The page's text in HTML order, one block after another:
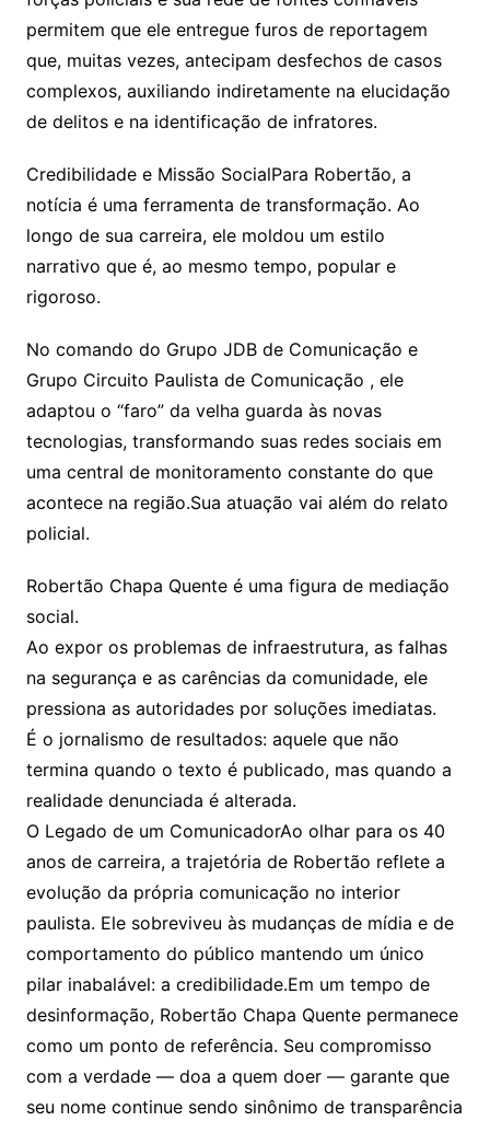
permitem que ele entregue furos de reportagem
que, muitas vezes, antecipam desfechos de casos
complexos, auxiliando indiretamente na elucidação
de delitos e na identificação de infratores.
Credibilidade e Missão SocialPara Robertão, a
notícia é uma ferramenta de transformação. Ao
longo de sua carreira, ele moldou um estilo
narrativo que é, ao mesmo tempo, popular e
rigoroso.
No comando do Grupo JDB de Comunicação e
Grupo Circuito Paulista de Comunicação , ele
adaptou o “faro” da velha guarda às novas
tecnologias, transformando suas redes sociais em
uma central de monitoramento constante do que
acontece na região.Sua atuação vai além do relato
policial.
Robertão Chapa Quente é uma figura de mediação
social.
Ao expor os problemas de infraestrutura, as falhas
na segurança e as carências da comunidade, ele
pressiona as autoridades por soluções imediatas.
É o jornalismo de resultados: aquele que não
termina quando o texto é publicado, mas quando a
realidade denunciada é alterada.
O Legado de um ComunicadorAo olhar para os 40
anos de carreira, a trajetória de Robertão reflete a
evolução da própria comunicação no interior
paulista. Ele sobreviveu às mudanças de mídia e de
comportamento do público mantendo um único
pilar inabalável: a credibilidade.Em um tempo de
desinformação, Robertão Chapa Quente permanece
como um ponto de referência. Seu compromisso
com a verdade — doa a quem doer — garante que
seu nome continue sendo sinônimo de transparência